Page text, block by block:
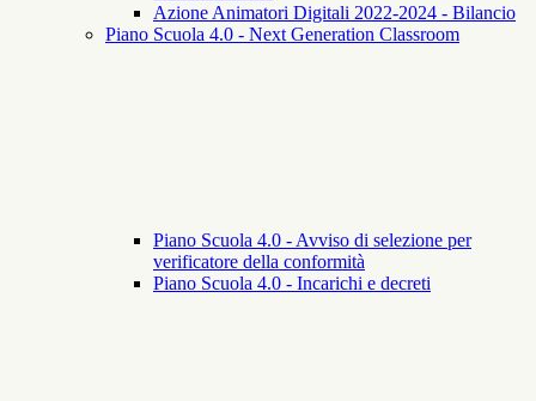
Azione Animatori Digitali 2022-2024 - Bilancio
Piano Scuola 4.0 - Next Generation Classroom
Piano Scuola 4.0 - Avviso di selezione per
verificatore della conformità
Piano Scuola 4.0 - Incarichi e decreti